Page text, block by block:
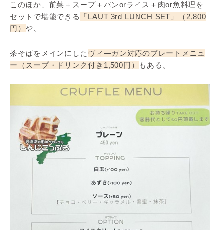
このほか、前菜＋スープ＋パンorライス＋肉or魚料理を
セットで堪能できる
「LAUT 3rd LUNCH SET」（2,800
円） や、
茶そばをメインにした ヴィ―ガン対応のプレートメニュ
ー（スープ・ドリンク付き1,500円）
もある。